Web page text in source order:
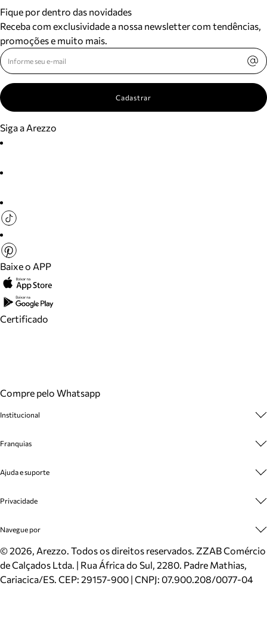
Fique por dentro das novidades
Receba com exclusividade a nossa newsletter com tendências,
promoções e muito mais.
Cadastrar
Siga a Arezzo
Baixe o APP
Certificado
Compre pelo Whatsapp
Institucional
Cashback
Venda Corporativa
Mapa do Site
Inverno
Mundo Arezzo
Franquias
Plano de Negócio
Ajuda e suporte
Cadastro
Meus Pedidos
Trocas e Devoluções
Cartão Presente
Localizador de lojas
Privacidade
Politica e Privacidade
Navegue por
Sapatos
Bolsas
Scarpins
©2026, Arezzo. Todos os direitos reservados. ZZAB Comércio
de Calçados Ltda. | Rua África do Sul, 2280. Padre Mathias,
Cariacica/ES. CEP: 29157-900 | CNPJ: 07.900.208/0077-04